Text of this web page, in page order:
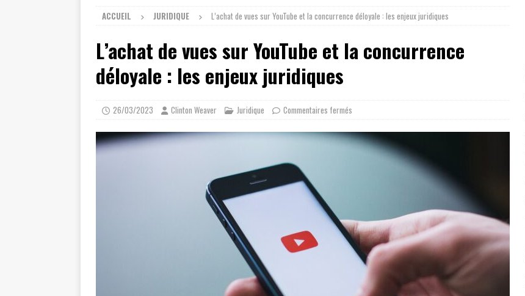
ACCUEIL JURIDIQUE L’achat de vues sur YouTube et la concurrence déloyale : les enjeux juridiques
L’achat de vues sur YouTube et la concurrence
déloyale : les enjeux juridiques
26/03/2023 Clinton Weaver Juridique Commentaires fermés